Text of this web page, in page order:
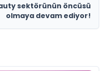
sektörünün öncüsü
olmaya devam ediyor!